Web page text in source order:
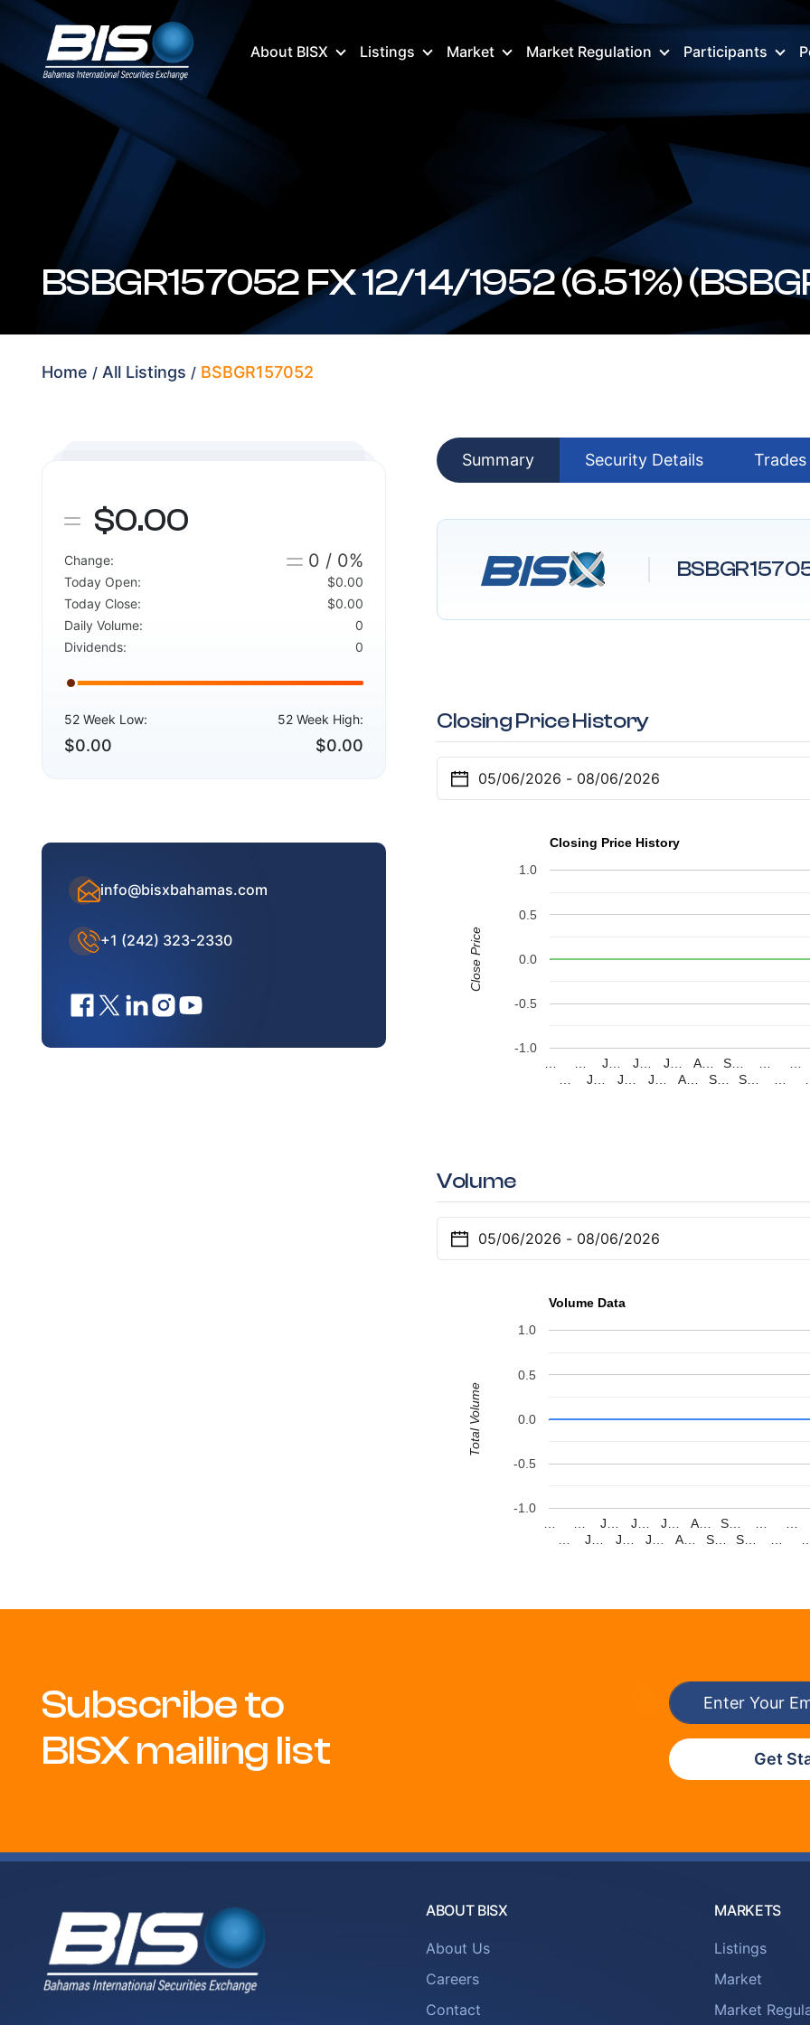
About BISX Listings Market Market Regulation Participants
BSBGR157052 FX 12/14/1952
Home All Listings BSBGR157052
$0.00
Change: 0 / 0%
Today Open:
$0.00
Today Close:
$0.00
Daily Volume:
0
Dividends:
0
52 Week Low:
$0.00
52 Week High:
$0.00
info@bisxbahamas.com
+1 (242) 323-2330
Summary Security Details Trades
Closing Price History
Closing Price History
J…
J…
J…
J…
J…
J…
A…
A…
S…
S…
S…
-1.0
-0.5
0.0
0.5
1.0
Close Price
Volume
Volume Data
J…
J…
J…
J…
J…
J…
A…
A…
S…
S…
S…
-1.0
-0.5
0.0
0.5
1.0
Total Volume
Subscribe to
BISX mailing list
Get
ABOUT BISX
About Us
Careers
Contact
MARKETS
Listings
Market
Market